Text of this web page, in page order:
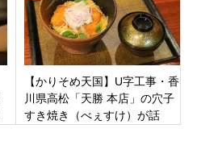
【かりそめ天国】U字工事・香
川県高松「天勝 本店」の穴子
すき焼き（べぇすけ）が話